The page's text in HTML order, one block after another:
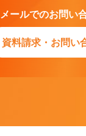
メールでのお問い
資料請求・お問い